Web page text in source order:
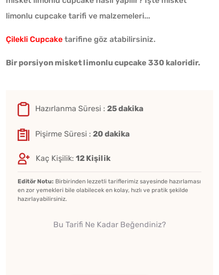
limonlu cupcake tarifi ve malzemeleri...
Çilekli Cupcake tarifine göz atabilirsiniz.
Bir porsiyon misket limonlu cupcake 330 kaloridir.
Hazırlanma Süresi : 25 dakika
Pişirme Süresi : 20 dakika
Kaç Kişilik: 12 Kişilik
Editör Notu: Birbirinden lezzetli tariflerimiz sayesinde hazırlaması
en zor yemekleri bile olabilecek en kolay, hızlı ve pratik şekilde
hazırlayabilirsiniz.
Bu Tarifi Ne Kadar Beğendiniz?